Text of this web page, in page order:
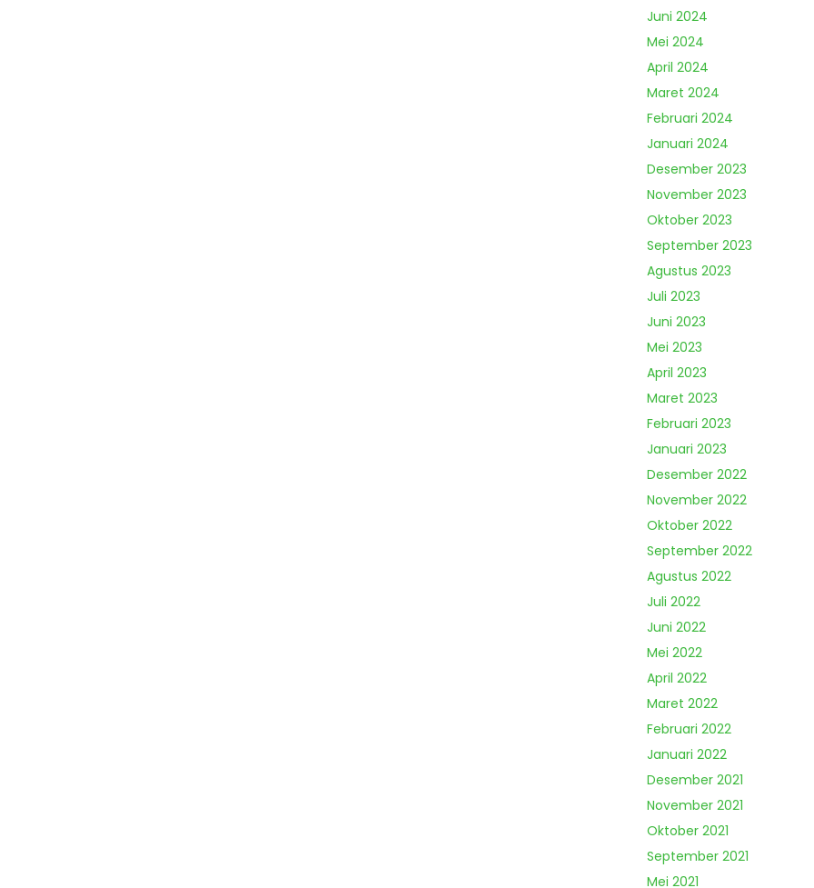
Juni 2024
Mei 2024
April 2024
Maret 2024
Februari 2024
Januari 2024
Desember 2023
November 2023
Oktober 2023
September 2023
Agustus 2023
Juli 2023
Juni 2023
Mei 2023
April 2023
Maret 2023
Februari 2023
Januari 2023
Desember 2022
November 2022
Oktober 2022
September 2022
Agustus 2022
Juli 2022
Juni 2022
Mei 2022
April 2022
Maret 2022
Februari 2022
Januari 2022
Desember 2021
November 2021
Oktober 2021
September 2021
Mei 2021